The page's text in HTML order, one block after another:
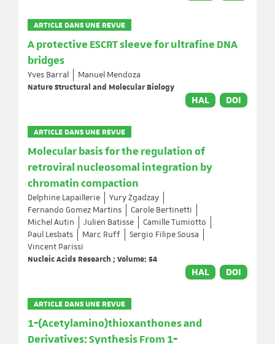
ARTICLE DANS UNE REVUE
A protective ESCRT sleeve for ultrafine DNA
bridges
Yves Barral
Manuel Mendoza
Nature Structural and Molecular Biology
HAL DOI
ARTICLE DANS UNE REVUE
Molecular basis for the regulation of
retroviral nucleosomal integration by
chromatin compaction
Delphine Lapaillerie
Yury Zgadzay
Fernando Gomez Martins
Carole Bertinetti
Michel Autin
Julien Batisse
Camille Tumiotto
Paul Lesbats
Marc Ruff
Sergio Filipe Sousa
Vincent Parissi
Nucleic Acids Research ; Volume: 54
HAL DOI
ARTICLE DANS UNE REVUE
1‐(Acetylamino)thioxanthones and
Derivatives: Synthesis From 1‐